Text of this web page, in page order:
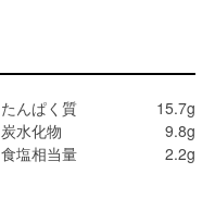
たんぱく質
15.7g
炭水化物
9.8g
食塩相当量 2.2g